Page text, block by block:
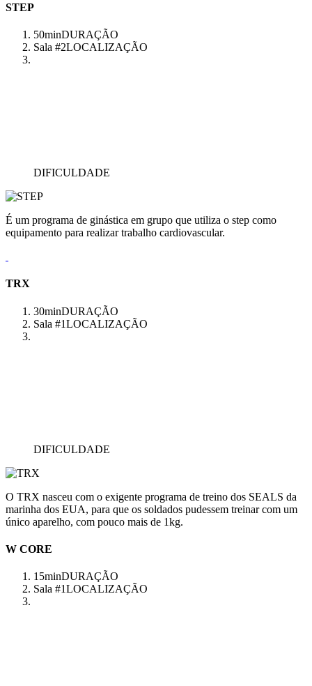
STEP
50minDURAÇÃO
Sala #2LOCALIZAÇÃO
DIFICULDADE
É um programa de ginástica em grupo que utiliza o step como
equipamento para realizar trabalho cardiovascular.
TRX
30minDURAÇÃO
Sala #1LOCALIZAÇÃO
DIFICULDADE
O TRX nasceu com o exigente programa de treino dos SEALS da
marinha dos EUA, para que os soldados pudessem treinar com um
único aparelho, com pouco mais de 1kg.
W CORE
15minDURAÇÃO
Sala #1LOCALIZAÇÃO